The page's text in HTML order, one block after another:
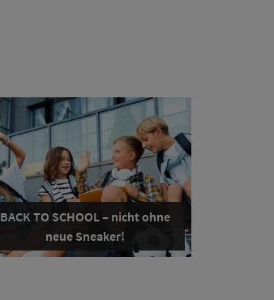
BACK TO SCHOOL – nicht ohne
neue Sneaker!